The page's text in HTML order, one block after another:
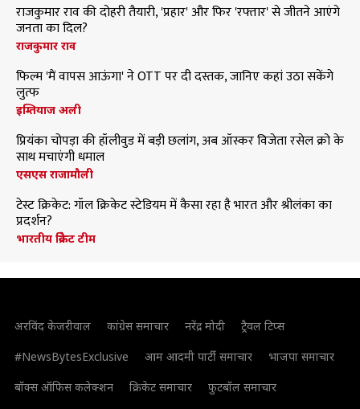
राजकुमार राव की दोहरी तैयारी, 'प्रहार' और फिर 'रफ्तार' से जीतने आएंगे
जनता का दिल?
राजकुमार राव
फिल्म 'मैं वापस आऊंगा' ने OTT पर दी दस्तक, जानिए कहां उठा सकेंगे
लुत्फ
इम्तियाज अली
प्रियंका चोपड़ा की हॉलीवुड में बड़ी छलांग, अब ऑस्कर विजेता रसेल क्रो के
साथ मचाएंगी धमाल
एसएस राजामौली
टेस्ट क्रिकेट: गॉल क्रिकेट स्टेडियम में कैसा रहा है भारत और श्रीलंका का
प्रदर्शन?
भारतीय क्रिकेट टीम
अरविंद केजरीवाल कांग्रेस समाचार नरेंद्र मोदी
ट्रैवल टिप्स
#NewsBytesExclusive
आम आदमी पार्टी समाचार
भाजपा समाचार
बॉक्स ऑफिस कलेक्शन
क्रिकेट समाचार फुटबॉल समाचार